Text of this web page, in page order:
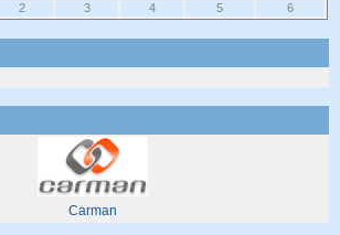
2 3 4 5 6
Carman